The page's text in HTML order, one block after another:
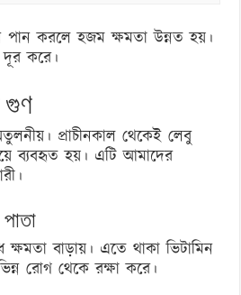
পান করলে হজম ক্ষমতা উন্নত হয়।
দূর করে।
গুণ
প্রাচীনকাল থেকেই লেবু
ব্যবহৃত হয়। এটি আমাদের
বাড়ায়। এতে থাকা ভিটামিন
রোগ থেকে রক্ষা করে।